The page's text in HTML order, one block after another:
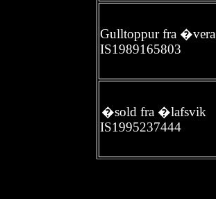
Gulltoppur fra �vera
IS1989165803
�sold fra �lafsvik
IS1995237444